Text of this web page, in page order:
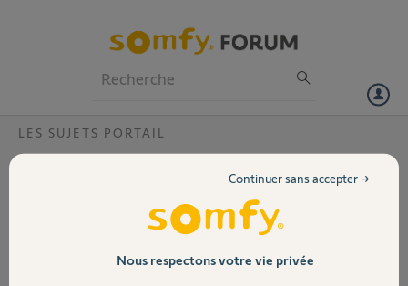
Volet
LES SUJETS PORTAIL
portail coulissant fixation cremaillère
Bonjour,
malgré mes recherches,
je ne trouve pas la
Nous respectons votre vie privée
Continuer sans accepter →